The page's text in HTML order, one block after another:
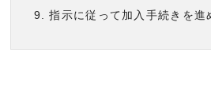
指示に従って加入手続きを進